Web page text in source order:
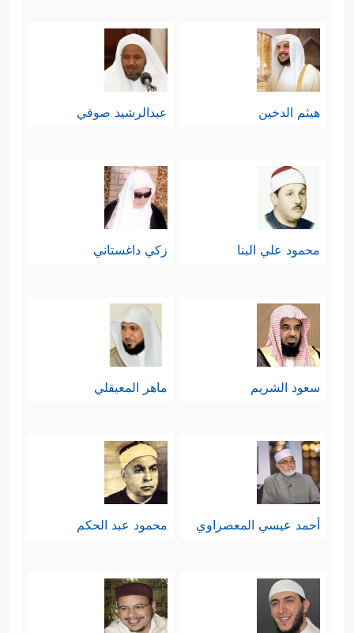
هيثم الدخين عبدالرشيد صوفي
محمود علي البنا زكي داغستاني
سعود الشريم ماهر المعيقلي
أحمد عيسي المعصراوي محمود عبد الحكم